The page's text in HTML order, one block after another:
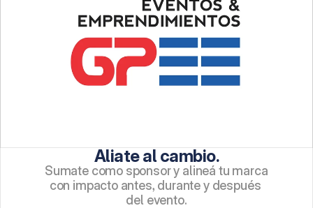
Aliate al cambio.
Sumate como sponsor y alineá tu marca
con impacto antes, durante y después
del evento.